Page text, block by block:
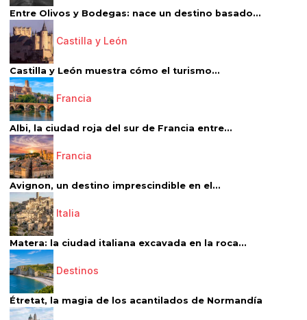
Entre Olivos y Bodegas: nace un destino basado...
Castilla y León
Castilla y León muestra cómo el turismo...
Francia
Albi, la ciudad roja del sur de Francia entre...
Francia
Avignon, un destino imprescindible en el...
Italia
Matera: la ciudad italiana excavada en la roca...
Destinos
Étretat, la magia de los acantilados de Normandía